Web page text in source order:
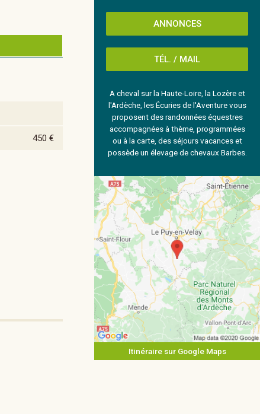
450 €
ANNONCES
TÉL. / MAIL
A cheval sur la Haute-Loire, la Lozère et
l'Ardèche, les Écuries de l'Aventure vous
proposent des randonnées équestres
accompagnées à thème, programmées
ou à la carte, des séjours vacances et
possède un élevage de chevaux Barbes.
Itinéraire sur Google Maps